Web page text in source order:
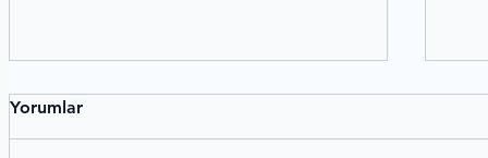
Yorumlar